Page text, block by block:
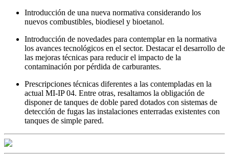
Introducción de una nueva normativa considerando los
nuevos combustibles, biodiesel y bioetanol.
Introducción de novedades para contemplar en la normativa
los avances tecnológicos en el sector. Destacar el desarrollo de
las mejoras técnicas para reducir el impacto de la
contaminación por pérdida de carburantes.
Prescripciones técnicas diferentes a las contempladas en la
actual MI-IP 04. Entre otras, resaltamos la obligación de
disponer de tanques de doble pared dotados con sistemas de
detección de fugas las instalaciones enterradas existentes con
tanques de simple pared.